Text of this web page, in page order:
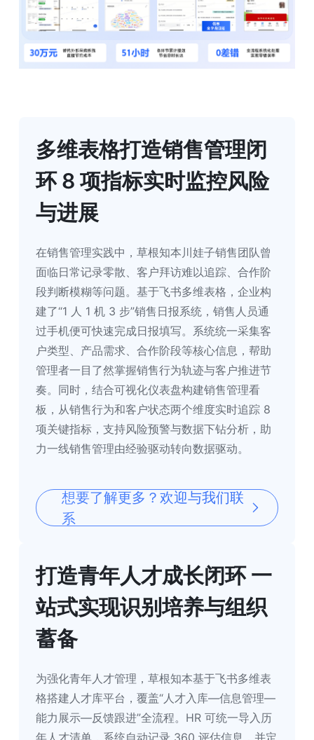
多维表格打造销售管理闭
环 8 项指标实时监控风险
与进展
在销售管理实践中，草根知本川娃子销售团队曾
面临日常记录零散、客户拜访难以追踪、合作阶
段判断模糊等问题。基于飞书多维表格，企业构
建了“1 人 1 机 3 步”销售日报系统，销售人员通
过手机便可快速完成日报填写。系统统一采集客
户类型、产品需求、合作阶段等核心信息，帮助
管理者一目了然掌握销售行为轨迹与客户推进节
奏。同时，结合可视化仪表盘构建销售管理看
板，从销售行为和客户状态两个维度实时追踪 8
项关键指标，支持风险预警与数据下钻分析，助
力一线销售管理由经验驱动转向数据驱动。
想要了解更多？欢迎与我们联
系
打造青年人才成长闭环 一
站式实现识别培养与组织
蓄备
为强化青年人才管理，草根知本基于飞书多维表
格搭建人才库平台，覆盖“人才入库—信息管理—
能力展示—反馈跟进”全流程。HR 可统一导入历